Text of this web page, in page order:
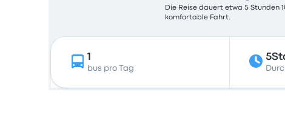
Die Reise dauert etwa 5 Stunden
komfortable Fahrt.
1
bus pro Tag